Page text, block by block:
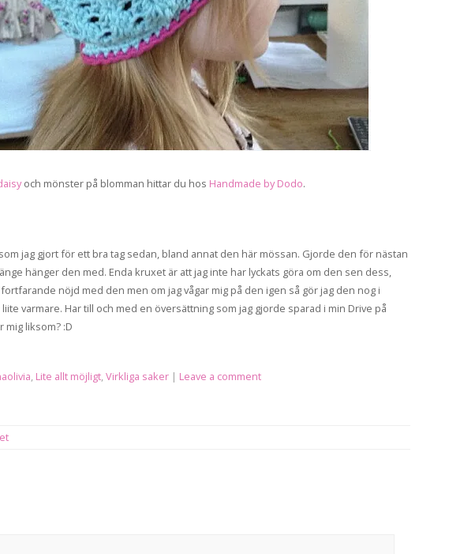
och mönster på blomman hittar du hos Handmade by Dodo.
jag gjort för ett bra tag sedan, bland annat den här mössan. Gjorde den för nästan
hänger den med. Enda kruxet är att jag inte har lyckats göra om den sen dess,
nöjd med den men om jag vågar mig på den igen så gör jag den nog i
varmare. Har till och med en översättning som jag gjorde sparad i min Drive på
mig liksom? :D
, Lite allt möjligt, Virkliga saker | Leave a comment